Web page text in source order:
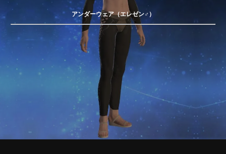
アンダーウェア（エレゼン♂）